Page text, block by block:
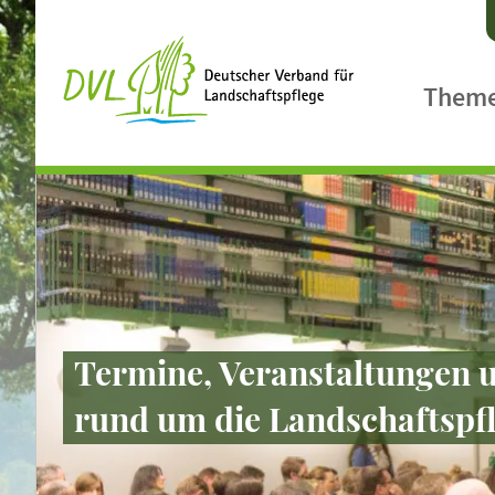
Termine, Veranstaltungen
rund um die